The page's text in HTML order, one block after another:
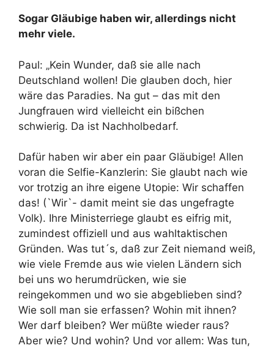
Sogar Gläubige haben wir, allerdings nicht
mehr viele.
Paul: „Kein Wunder, daß sie alle nach
Deutschland wollen! Die glauben doch, hier
wäre das Paradies. Na gut – das mit den
Jungfrauen wird vielleicht ein bißchen
schwierig. Da ist Nachholbedarf.
Dafür haben wir aber ein paar Gläubige! Allen
voran die Selfie-Kanzlerin: Sie glaubt nach wie
vor trotzig an ihre eigene Utopie: Wir schaffen
das! (`Wir`- damit meint sie das ungefragte
Volk). Ihre Ministerriege glaubt es eifrig mit,
zumindest offiziell und aus wahltaktischen
Gründen. Was tut´s, daß zur Zeit niemand weiß,
wie viele Fremde aus wie vielen Ländern sich
bei uns wo herumdrücken, wie sie
reingekommen und wo sie abgeblieben sind?
Wie soll man sie erfassen? Wohin mit ihnen?
Wer darf bleiben? Wer müßte wieder raus?
Aber wie? Und wohin? Und vor allem: Was tun,